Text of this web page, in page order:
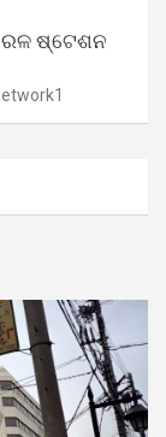
ଷ୍ଟେଶନ